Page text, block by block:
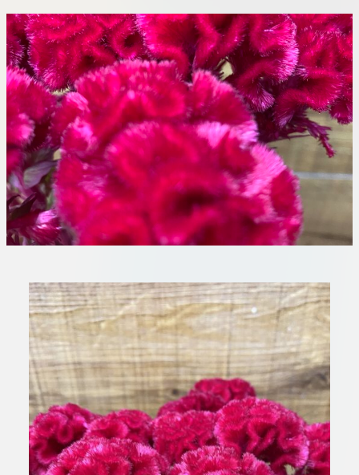
大田支店
大田新店
葛西店
板橋店
川崎加工部
FLORE
STORY
Gallery
お取引につ
いて
お問い合わ
せ
EN
flore21
official instagram
Tokyo
shokubutsu zufu
facebook